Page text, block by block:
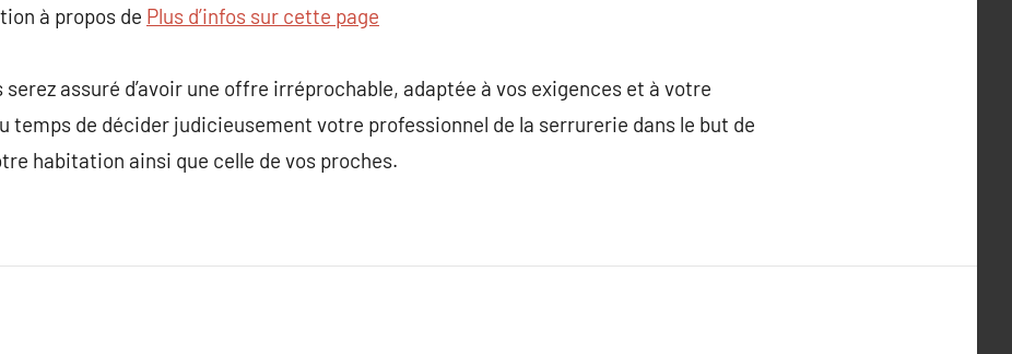
à propos de Plus d’infos sur cette page
assuré d’avoir une offre irréprochable, adaptée à vos exigences et à votre
temps de décider judicieusement votre professionnel de la serrurerie dans le but de
habitation ainsi que celle de vos proches.